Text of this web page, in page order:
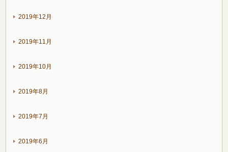
2019年12月
2019年11月
2019年10月
2019年8月
2019年7月
2019年6月